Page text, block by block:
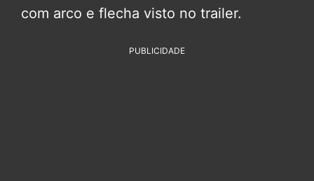
com arco e flecha visto no trailer.
PUBLICIDADE